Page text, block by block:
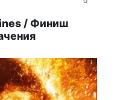
/ Финиш